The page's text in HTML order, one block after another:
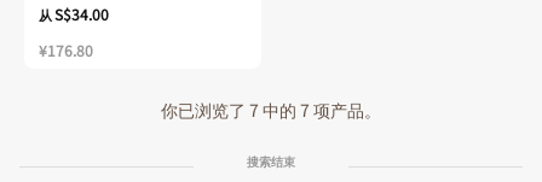
从S$34.00
¥176.80
你已浏览了 7 中的 7 项产品。
搜索结束